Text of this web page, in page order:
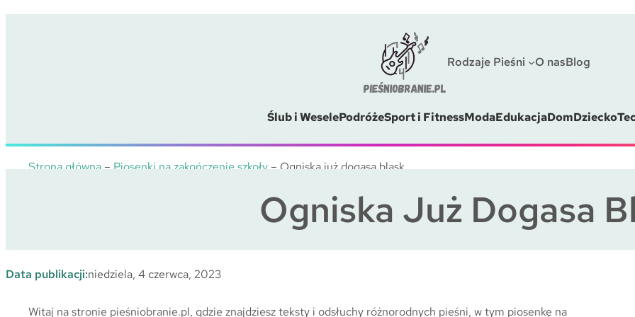
Przejdź
Rodzaje Pieśni
O nasBlog
Ślub i WeselePodróżeSport i FitnessModaEdukacjaDomDziecko
Strona główna–Piosenki na zakończenie szkoły–Ogniska już dogasa blask
Ogniska Już Dogasa
Data publikacji:niedziela, 4 czerwca, 2023
Witaj na stronie pieśniobranie.pl, gdzie znajdziesz teksty i odsłuchy różnorodnych pieśni, w tym piosenkę na